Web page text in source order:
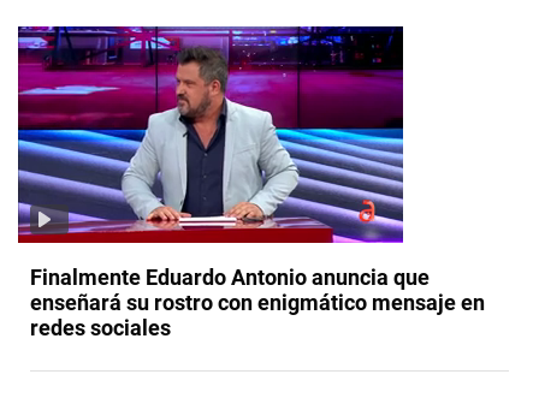
Finalmente Eduardo Antonio anuncia que
enseñará su rostro con enigmático mensaje en
redes sociales